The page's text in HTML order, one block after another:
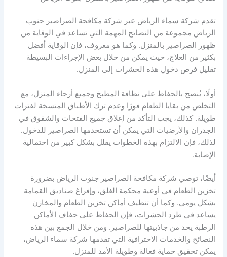
تقدم شركة سماء الرياض عبر شركة مكافحة الصراصير جنوب
الرياض مجموعة من النصائح المهمة التي تساعد في الوقاية من
ظهور الصراصير بالمنزل. وكما هو معروف، فإن الوقاية أفضل
بكثير من العلاج، حيث يمكن من خلال بعض الإجراءات البسيطة
تقليل فرص دخول هذه الحشرات إلى المنزل.
أولًا، يُنصح بالحفاظ على نظافة المطبخ وجميع أرجاء المنزل، مع
التخلص من بقايا الطعام فورًا وعدم ترك الأطباق المتسخة لفترات
طويلة. كذلك، يجب التأكد من إغلاق جميع الفتحات والشقوق في
الجدران والأرضيات التي يمكن أن تستخدمها الصراصير للدخول.
لذلك، فإن الالتزام بهذه الخطوات يقلل بشكل كبير من احتمالية
الإصابة.
أيضًا، توصي شركة مكافحة الصراصير جنوب الرياض بضرورة
تخزين الطعام في أوعية محكمة الغلق، وإفراغ صناديق القمامة
بشكل يومي. وكما أن تنظيف أماكن تخزين الطعام والمخازن
يساعد في طرد الحشرات، فإن الحفاظ على جفاف الأماكن
الرطبة يحد من جاذبيتها للصراصير. ومن خلال الجمع بين هذه
النصائح والخدمات الاحترافية التي تقدمها شركة سماء الرياض،
يمكن تحقيق حماية فعالة وطويلة الأمد للمنزل.